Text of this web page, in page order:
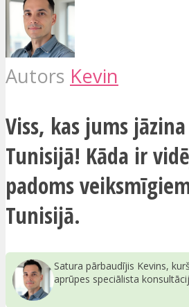
Autors Kevin
Viss, kas jums
Tunisijā! Kāda ir
padoms
Tunisijā.
Satura pārbaudījis Kevins,
aprūpes speciālista